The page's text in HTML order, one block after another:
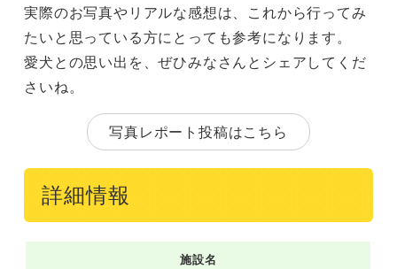
実際のお写真やリアルな感想は、これから行ってみ
たいと思っている方にとっても参考になります。
愛犬との思い出を、ぜひみなさんとシェアしてくだ
さいね。
写真レポート投稿はこちら
詳細情報
施設名